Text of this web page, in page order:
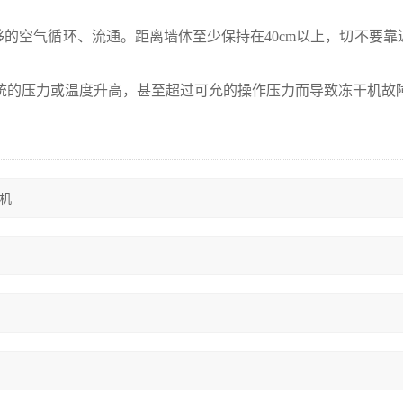
空气循环、流通。距离墙体至少保持在40cm以上，切不要靠
压力或温度升高，甚至超过可允的操作压力而导致冻干机故